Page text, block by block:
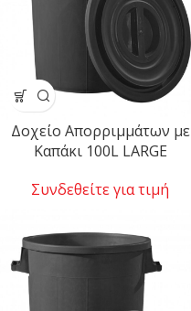
Δοχείο Απορριμμάτων με
Καπάκι 100L LARGE
Συνδεθείτε για τιμή